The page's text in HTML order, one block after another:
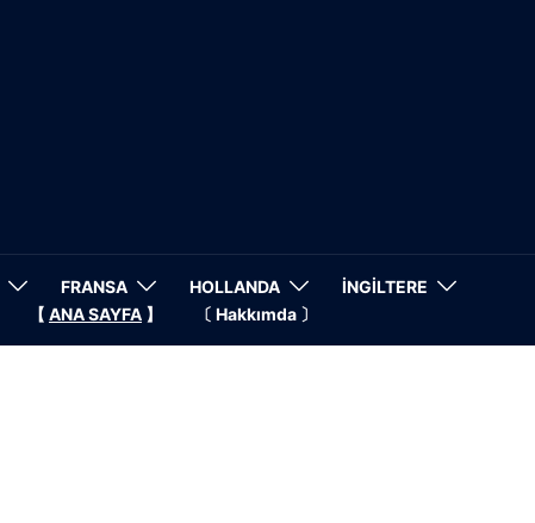
FRANSA HOLLANDA
İNGİLTERE
【 ANA SAYFA 】 〔 Hakkımda 〕